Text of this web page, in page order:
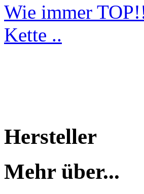
Wie immer
Kette ..
Hersteller
Mehr über...